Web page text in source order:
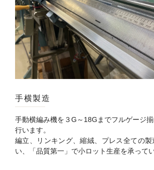
手横製造
手動横編み機を３G～18Gまでフルゲージ
行います。
編立、リンキング、縮絨、プレス全ての
い、「品質第一」で小ロット生産を承ってい